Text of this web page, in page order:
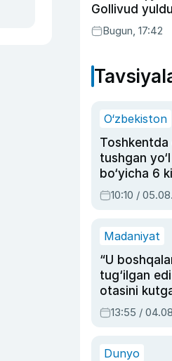
Gollivud
Bugun, 17:42
O‘zbekiston
Toshkentda
tushgan
bo‘yicha 6
hukmi o‘qildi
10:10 /
Madaniyat
“U
tug‘ilgan
otasini
dublyaj
13:55 /
Dunyo